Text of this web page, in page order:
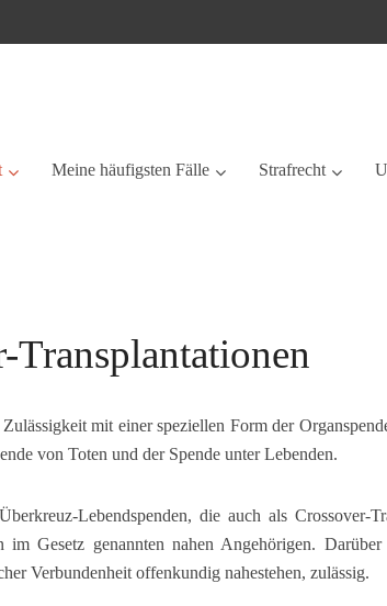
Meine häufigsten Fälle Strafrecht
Transplantationen
mit einer speziellen Form der
von Toten und der Spende unter Lebenden.
Lebendspenden, die auch als Crossover-
Gesetz genannten nahen Angehörigen.
Verbundenheit offenkundig nahestehen, zulässig.